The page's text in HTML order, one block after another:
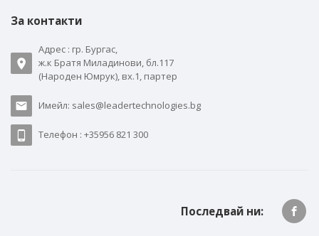
За контакти
Адрес : гр. Бургас,
ж.к Братя Миладинови, бл.117
(Народен Юмрук), вх.1, партер
Имейл: sales@leadertechnologies.bg
Телефон : +35956 821 300
Последвай ни: